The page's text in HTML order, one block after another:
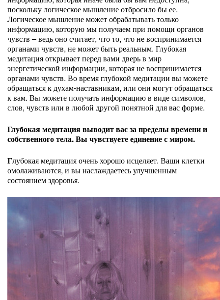
поскольку логическое мышление отбросило бы ее.
Логическое мышление может обрабатывать только
информацию, которую мы получаем при помощи органов
чувств – ведь оно считает, что то, что не воспринимается
органами чувств, не может быть реальным. Глубокая
медитация открывает перед вами дверь в мир
энергетической информации, которая не воспринимается
органами чувств. Во время глубокой медитации вы можете
обращаться к духам-наставникам, или они могут обращаться
к вам. Вы можете получать информацию в виде символов,
слов, чувств или в любой другой понятной для вас форме.
Глубокая медитация выводит вас за пределы времени и
собственного тела. Вы чувствуете единение с миром.
Глубокая медитация очень хорошо исцеляет. Ваши клетки
омолаживаются, и вы наслаждаетесь улучшенным
состоянием здоровья.